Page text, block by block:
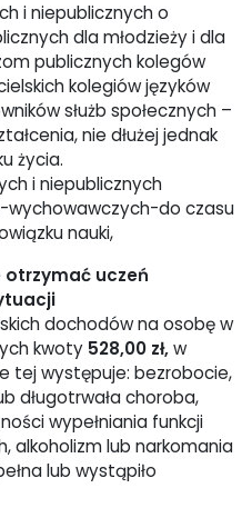
i niepublicznych o
dla młodzieży i dla
publicznych kolegów
kolegiów języków
służb społecznych –
nie dłużej jednak
życia.
i niepublicznych
wychowawczych-do czasu
nauki,
otrzymać uczeń
dochodów na osobę w
kwoty 528,00 zł,w
tej występuje: bezrobocie,
długotrwała choroba,
wypełniania funkcji
alkoholizm lub narkomania
lub wystąpiło